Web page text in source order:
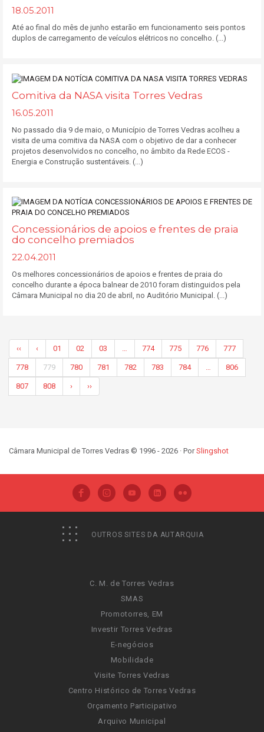
18.05.2011
Até ao final do mês de junho estarão em funcionamento seis pontos
duplos de carregamento de veículos elétricos no concelho. (...)
Comitiva da NASA visita Torres Vedras
16.05.2011
No passado dia 9 de maio, o Município de Torres Vedras acolheu a
visita de uma comitiva da NASA com o objetivo de dar a conhecer
projetos desenvolvidos no concelho, no âmbito da Rede ECOS -
Energia e Construção sustentáveis. (...)
Concessionários de apoios e frentes de praia
do concelho premiados
22.04.2011
Os melhores concessionários de apoios e frentes de praia do
concelho durante a época balnear de 2010 foram distinguidos pela
Câmara Municipal no dia 20 de abril, no Auditório Municipal. (...)
‹‹ ‹ 01 02 03 774 775 776 777
778 779 780 781 782 783 784 806
807 808 › ››
Câmara Municipal de Torres Vedras © 1996 - 2026 · PorSlingshot
OUTROS SITES DA AUTARQUIA
C. M. de Torres Vedras
SMAS
Promotorres, EM
Investir Torres Vedras
E-negócios
Mobilidade
Visite Torres Vedras
Centro Histórico de Torres Vedras
Orçamento Participativo
Arquivo Municipal